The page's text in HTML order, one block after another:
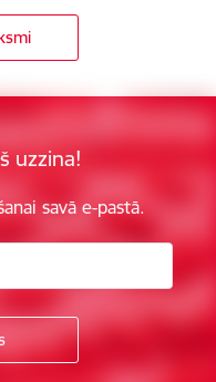
uzzina!
savā e-pastā.